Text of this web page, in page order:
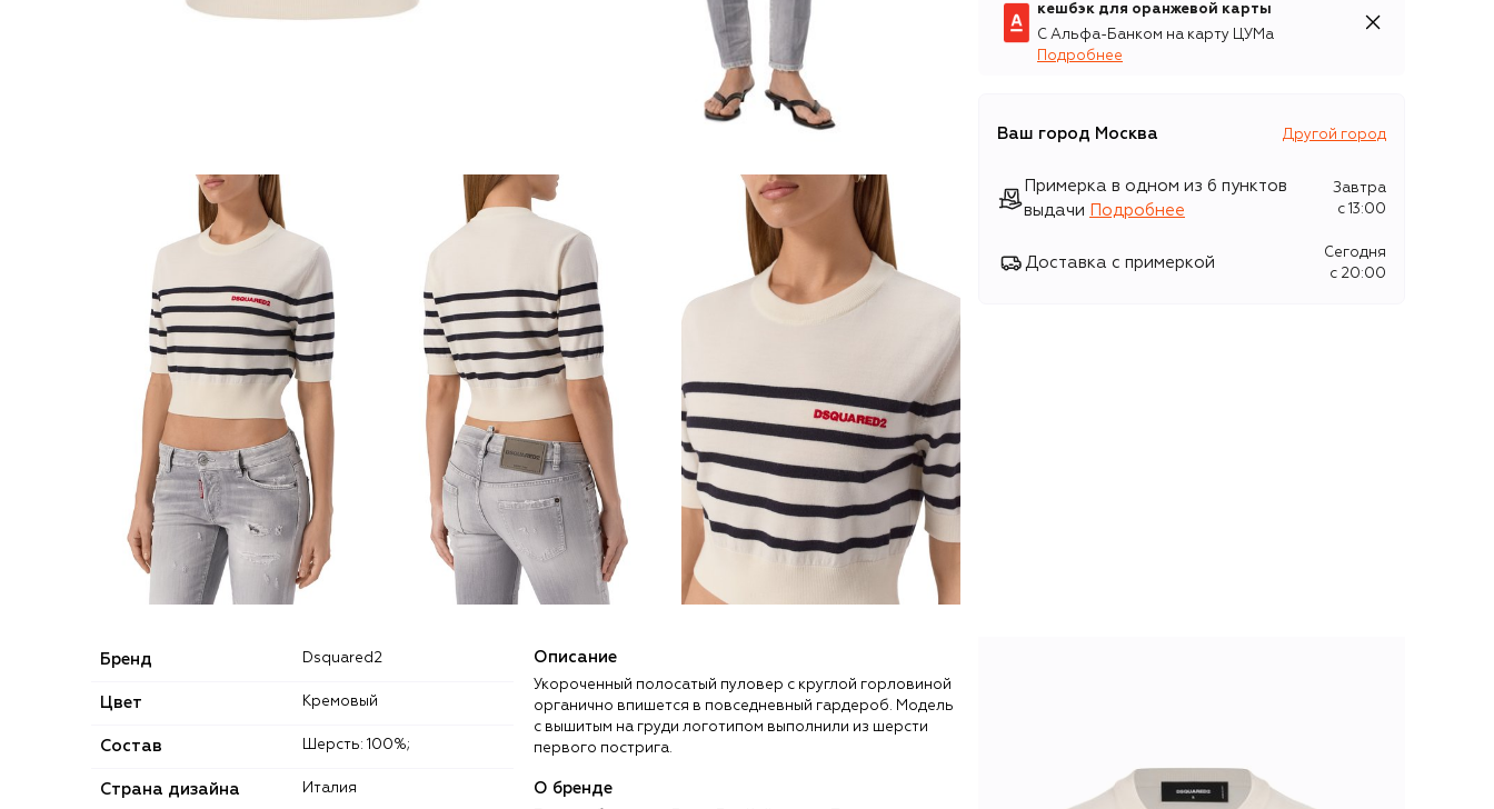
кешбэк для оранжевой карты
С Альфа-Банком на карту ЦУМа
Подробнее
Ваш город Москва Другой город
Примерка в одном из 6 пунктов
выдачи
Подробнее
Завтра
c 13:00
Доставка с примеркой
Сегодня
c 20:00
Бренд Dsquared2
Цвет Кремовый
Состав Шерсть: 100%;
Страна дизайна Италия
Описание
Укороченный полосатый пуловер с круглой горловиной
органично впишется в повседневный гардероб. Модель
с вышитым на груди логотипом выполнили из шерсти
первого пострига.
О бренде